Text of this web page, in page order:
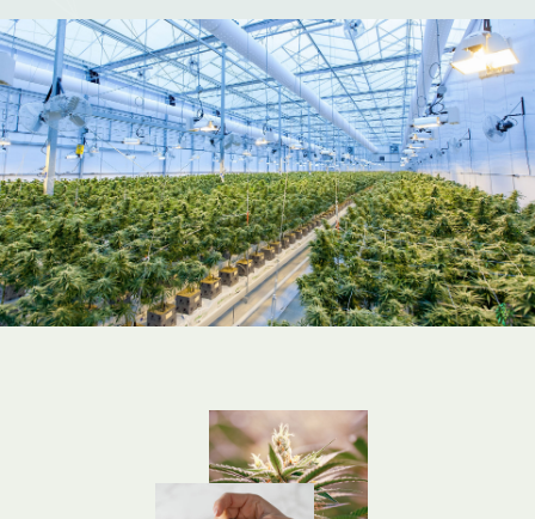
Redes
Contacto
WooCommerce Cart
WooCommerce My Account